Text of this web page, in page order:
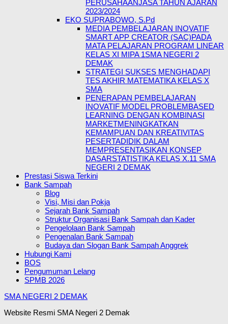
PERUSAHAANJASA TAHUN AJARAN
2023/2024
EKO SUPRABOWO, S.Pd
MEDIA PEMBELAJARAN INOVATIF
SMART APP CREATOR (SAC)PADA
MATA PELAJARAN PROGRAM LINEAR
KELAS XI MIPA 1SMA NEGERI 2
DEMAK
STRATEGI SUKSES MENGHADAPI
TES AKHIR MATEMATIKA KELAS X
SMA
PENERAPAN PEMBELAJARAN
INOVATIF MODEL PROBLEMBASED
LEARNING DENGAN KOMBINASI
MARKETMENINGKATKAN
KEMAMPUAN DAN KREATIVITAS
PESERTADIDIK DALAM
MEMPRESENTASIKAN KONSEP
DASARSTATISTIKA KELAS X.11 SMA
NEGERI 2 DEMAK
Prestasi Siswa Terkini
Bank Sampah
Blog
Visi, Misi dan Pokja
Sejarah Bank Sampah
Struktur Organisasi Bank Sampah dan Kader
Pengelolaan Bank Sampah
Pengenalan Bank Sampah
Budaya dan Slogan Bank Sampah Anggrek
Hubungi Kami
BOS
Pengumuman Lelang
SPMB 2026
SMA NEGERI 2 DEMAK
Website Resmi SMA Negeri 2 Demak